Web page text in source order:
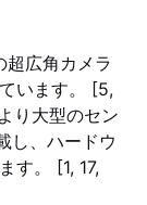
広角カメラ
います。 [5,
り大型のセン
し、ハードウ
す。 [1, 17,